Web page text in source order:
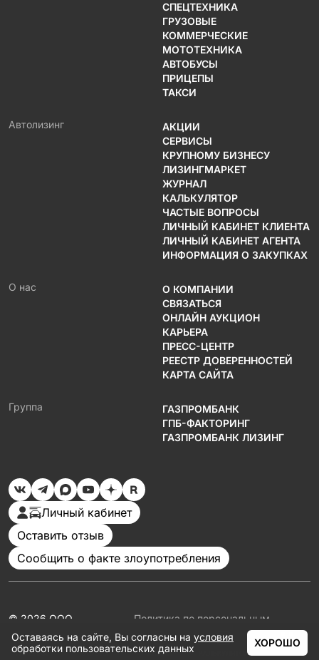
ГЛАВНАЯ КАТАЛОГ АКЦИИ КАЛЬКУЛЯТОР
Оставаясь на сайте, Вы согласны на условия
обработки пользовательских данных
ХОРОШО
СПЕЦТЕХНИКА
ГРУЗОВЫЕ
КОММЕРЧЕСКИЕ
МОТОТЕХНИКА
АВТОБУСЫ
ПРИЦЕПЫ
ТАКСИ
Автолизинг
АКЦИИ
СЕРВИСЫ
КРУПНОМУ БИЗНЕСУ
ЛИЗИНГМАРКЕТ
ЖУРНАЛ
КАЛЬКУЛЯТОР
ЧАСТЫЕ ВОПРОСЫ
ЛИЧНЫЙ КАБИНЕТ КЛИЕНТА
ЛИЧНЫЙ КАБИНЕТ АГЕНТА
ИНФОРМАЦИЯ О ЗАКУПКАХ
О нас
О КОМПАНИИ
СВЯЗАТЬСЯ
ОНЛАЙН АУКЦИОН
КАРЬЕРА
ПРЕСС-ЦЕНТР
РЕЕСТР ДОВЕРЕННОСТЕЙ
КАРТА САЙТА
Группа
ГАЗПРОМБАНК
ГПБ-ФАКТОРИНГ
ГАЗПРОМБАНК ЛИЗИНГ
Личный кабинет
Оставить отзыв
Сообщить о факте злоупотребления
© 2026 ООО
Автолизинг»
Политика по персональным
Документация
Партнеры